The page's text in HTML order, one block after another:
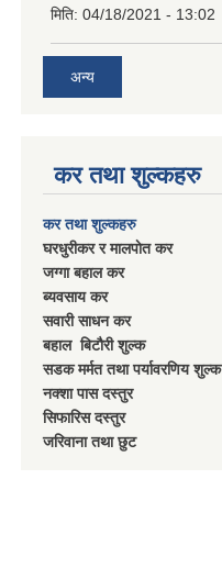
मिति: 04/18/2021 - 13:02
अन्य
कर तथा शुल्कहरु
कर तथा शुल्कहरु
घरधुरीकर र मालपाेत कर
जग्गा बहाल कर
ब्यवसाय कर
सवारी साधन कर
बहाल बिटाैरी शुल्क
सडक मर्मत तथा पर्यावरणिय शुल्क
नक्शा पास दस्तुर
सिफारिस दस्तुर
जरिवाना तथा छुट